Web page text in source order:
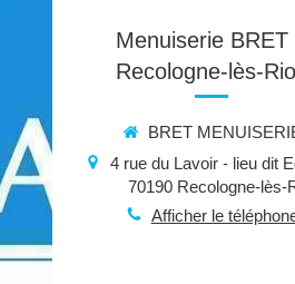
Menuiserie BRET
Recologne-lès-
BRET
4 rue du Lavoir - lieu dit
70190 Recologne-lès-
Afficher le